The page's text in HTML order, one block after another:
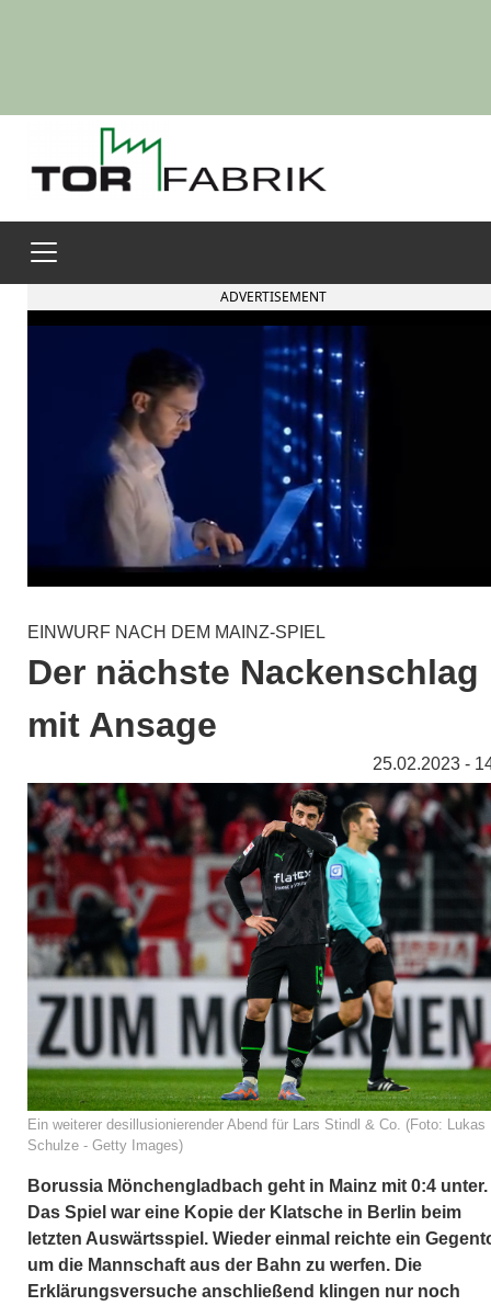
ADVERTISEMENT
EINWURF NACH DEM MAINZ-SPIEL
Der nächste Nackenschlag
mit Ansage
25.02.2023 -
Ein weiterer desillusionierender Abend für Lars Stindl & Co. (Foto: Lukas
Schulze - Getty Images)
Borussia Mönchengladbach geht in Mainz mit 0:4 unter.
Das Spiel war eine Kopie der Klatsche in Berlin beim
letzten Auswärtsspiel. Wieder einmal reichte ein
um die Mannschaft aus der Bahn zu werfen. Die
Erklärungsversuche anschließend klingen nur noch